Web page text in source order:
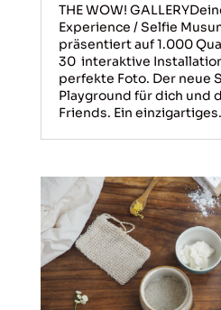
THE WOW!
Experience / Selfie
präsentiert auf 1.000
30 interaktive
perfekte Foto. Der neue
Playground für dich und
Friends. Ein